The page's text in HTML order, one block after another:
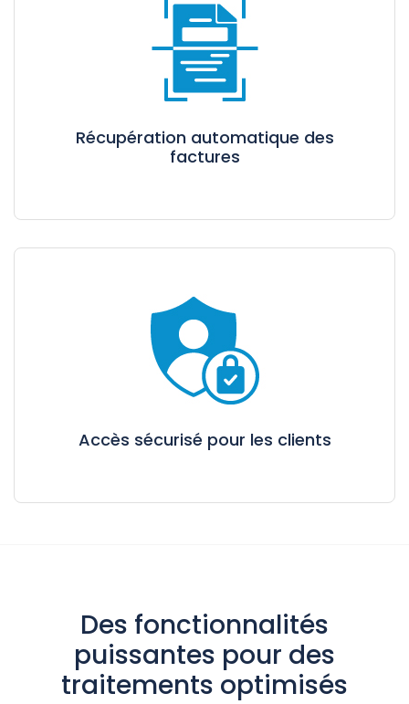
Récupération automatique des
factures
Accès sécurisé pour les clients
Des fonctionnalités
puissantes pour des
traitements optimisés